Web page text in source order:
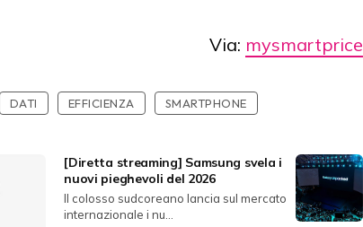
Via: mysmartprice
DATI EFFICIENZA SMARTPHONE
[Diretta streaming] Samsung svela i
nuovi pieghevoli del 2026
Il colosso sudcoreano lancia sul mercato
internazionale i nu...